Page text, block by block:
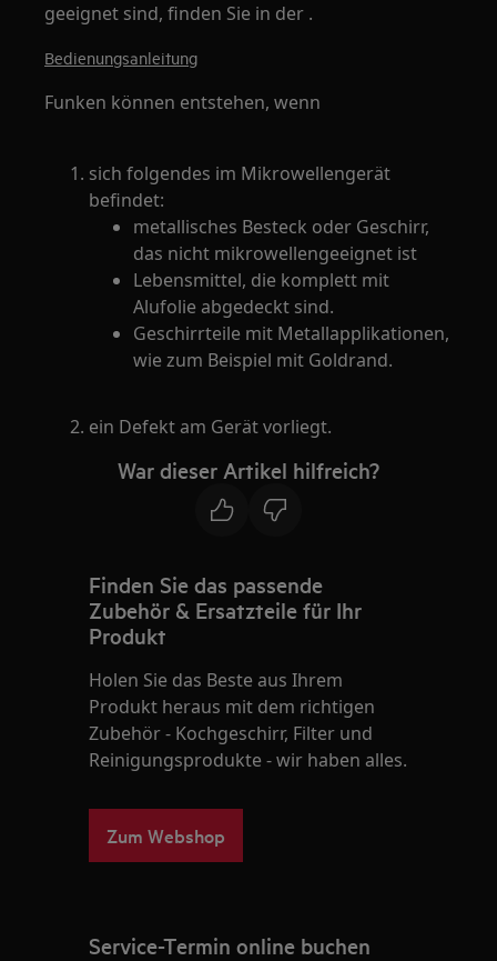
geeignet sind, finden Sie in der .
Bedienungsanleitung
Funken können entstehen, wenn
sich folgendes im Mikrowellengerät
befindet:
metallisches Besteck oder Geschirr,
das nicht mikrowellengeeignet ist
Lebensmittel, die komplett mit
Alufolie abgedeckt sind.
Geschirrteile mit Metallapplikationen,
wie zum Beispiel mit Goldrand.
ein Defekt am Gerät vorliegt.
War dieser Artikel hilfreich?
Finden Sie das passende
Zubehör & Ersatzteile für Ihr
Produkt
Holen Sie das Beste aus Ihrem
Produkt heraus mit dem richtigen
Zubehör - Kochgeschirr, Filter und
Reinigungsprodukte - wir haben alles.
Zum Webshop
Service-Termin online buchen